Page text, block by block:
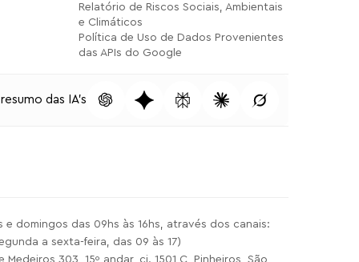
Relatório de Riscos Sociais, Ambientais
e Climáticos
Política de Uso de Dados Provenientes
das APIs do Google
das IA's
domingos das 09hs às 16hs, através dos canais:
a sexta-feira, das 09 às 17)
Medeiros 303, 15º andar, cj. 1501 C, Pinheiros, São